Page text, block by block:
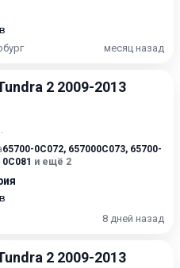
месяц назад
2 2009-2013
65700-0C072, 657000C073, 65700-
0C081 и ещё 2
8 дней назад
2 2009-2013